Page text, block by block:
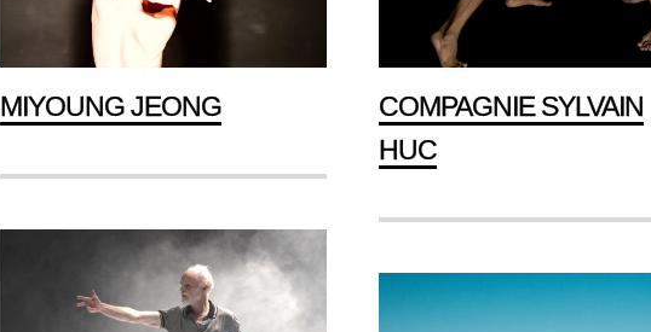
MIYOUNG JEONG
COMPAGNIE SYLVAIN
HUC